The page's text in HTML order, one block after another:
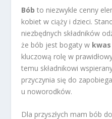
Bób to niezwykle cenny
kobiet w ciąży i dzieci.
niezbędnych składników
że bób jest bogaty w
kluczową rolę w
temu składnikowi
przyczynia się do
u noworodków.
Dla przyszłych mam bób